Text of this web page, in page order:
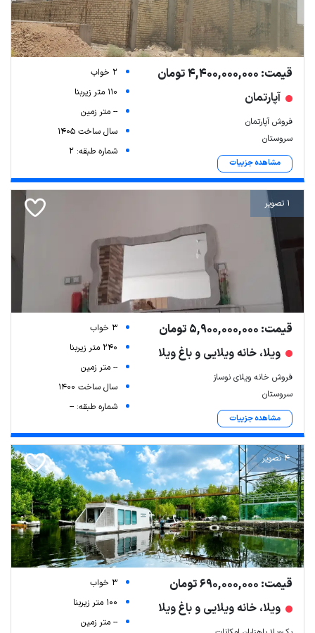
قیمت: 4,400,000,000 تومان
آپارتمان
فروش آپارتمان
سروستان
مشاهده جزییات
2 خواب
110 متر زیربنا
-- متر زمین
سال ساخت 1405
شماره طبقه: 2
1 تصویر
قیمت: 5,900,000,000 تومان
ویلا، خانه ویلایی و باغ ویلا
فروش خانه ویلای نوساز
سروستان
مشاهده جزییات
3 خواب
240 متر زیربنا
-- متر زمین
سال ساخت 1400
شماره طبقه: --
4 تصویر
قیمت: 690,000,000 تومان
ویلا، خانه ویلایی و باغ ویلا
3 خواب
100 متر زیربنا
-- متر زمین